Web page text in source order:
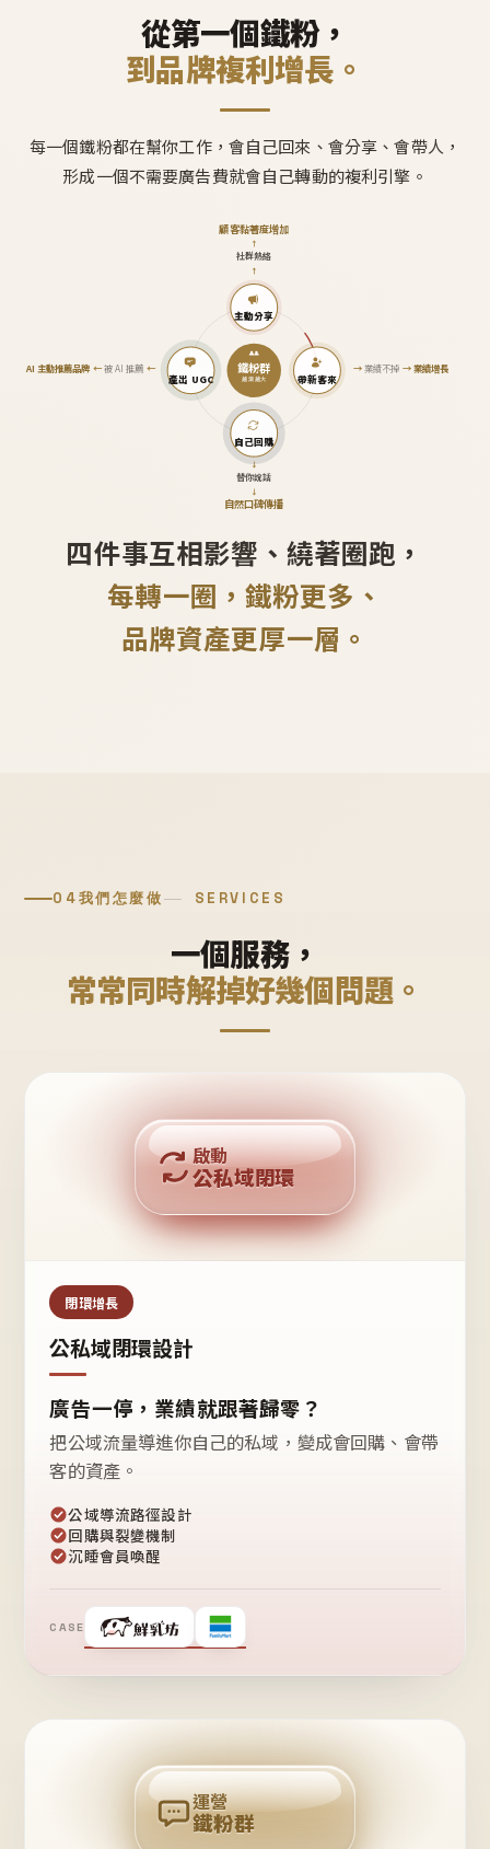
從第一個鐵粉，
到品牌複利增長。
每一個鐵粉都在幫你工作，會自己回來、會分享、會帶人，
形成一個不需要廣告費就會自己轉動的複利引擎。
鐵粉群
越滾越大
主動分享
↑
社群熱絡
↑
顧客黏著度增加
帶新客來
→業績不掉 →業績增長
自己回購
↓
替你說話
↓
自然口碑傳播
產出 UGC
AI 主動推薦品牌←被 AI 推薦 ←
四件事互相影響、繞著圈跑，
每轉一圈，鐵粉更多、
品牌資產更厚一層。
04我們怎麼做 SERVICES
一個服務，
常常同時解掉好幾個問題。
公域流量
私域鐵粉
回購複利
啟動
公私域閉環
閉環增長
公私域閉環設計
廣告一停，業績就跟著歸零？
把公域流量導進你自己的私域，變成會回購、會帶
客的資產。
公域導流路徑設計
回購與裂變機制
沉睡會員喚醒
CASE
❤
粉
回
購
運營
鐵粉群